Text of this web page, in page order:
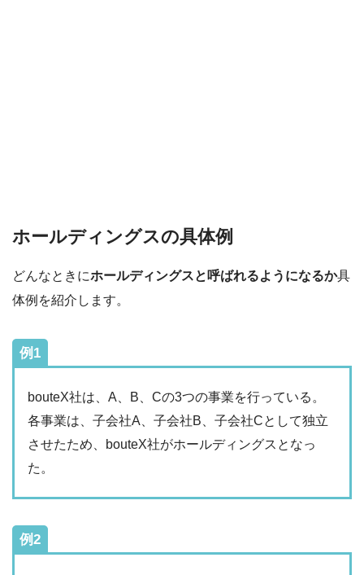
ホールディングスの具体例
どんなときにホールディングスと呼ばれるようになるか具
体例を紹介します。
例1
bouteX社は、A、B、Cの3つの事業を行っている。
各事業は、子会社A、子会社B、子会社Cとして独立
させたため、bouteX社がホールディングスとなっ
た。
例2